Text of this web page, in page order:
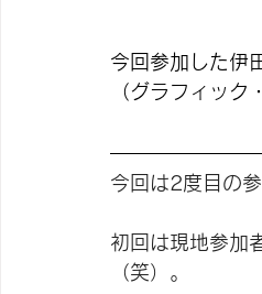
今回参加した伊
（グラフィック
今回は2度目の参
初回は現地参加
（笑）。